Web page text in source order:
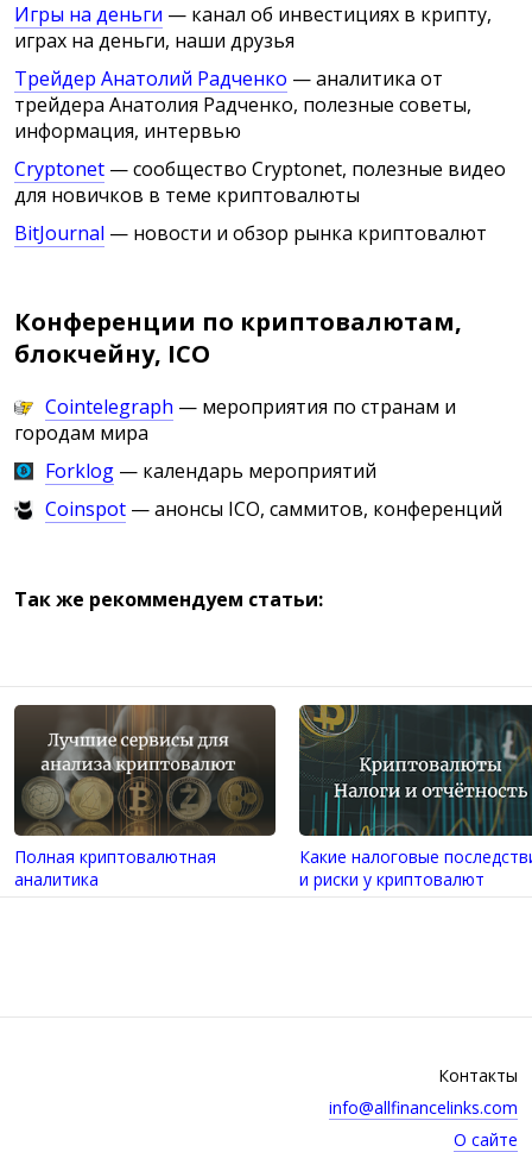
Игры на деньги — канал об инвестициях в крипту,
играх на деньги, наши друзья
Трейдер Анатолий Радченко — аналитика от
трейдера Анатолия Радченко, полезные советы,
информация, интервью
Cryptonet — сообщество Cryptonet, полезные видео
для новичков в теме криптовалюты
BitJournal — новости и обзор рынка криптовалют
Конференции по криптовалютам,
блокчейну, ICO
Cointelegraph — мероприятия по странам и
городам мира
Forklog — календарь мероприятий
Coinspot — анонсы ICO, саммитов, конференций
Так же рекоммендуем статьи:
Полная криптовалютная
аналитика
Какие налоговые
и риски у криптовалют
Контакты
info@allfinancelinks.com
О сайте